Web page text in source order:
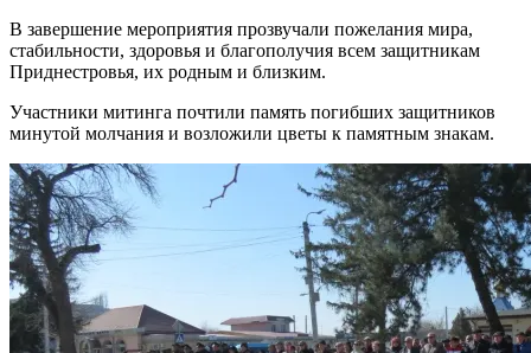
В завершение мероприятия прозвучали пожелания мира,
стабильности, здоровья и благополучия всем защитникам
Приднестровья, их родным и близким.
Участники митинга почтили память погибших защитников
минутой молчания и возложили цветы к памятным знакам.